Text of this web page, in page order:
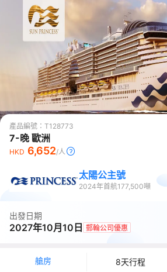
產品編號： T128773
7-晚 歐洲
HKD 6,652/人
太陽公主號
2024年首航177,500噸
出發日期
2027年10月10日 郵輪公司優惠
艙房 8天行程